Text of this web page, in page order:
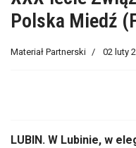
Polska Miedź
Materiał Partnerski 02 luty
LUBIN. W Lubinie, w